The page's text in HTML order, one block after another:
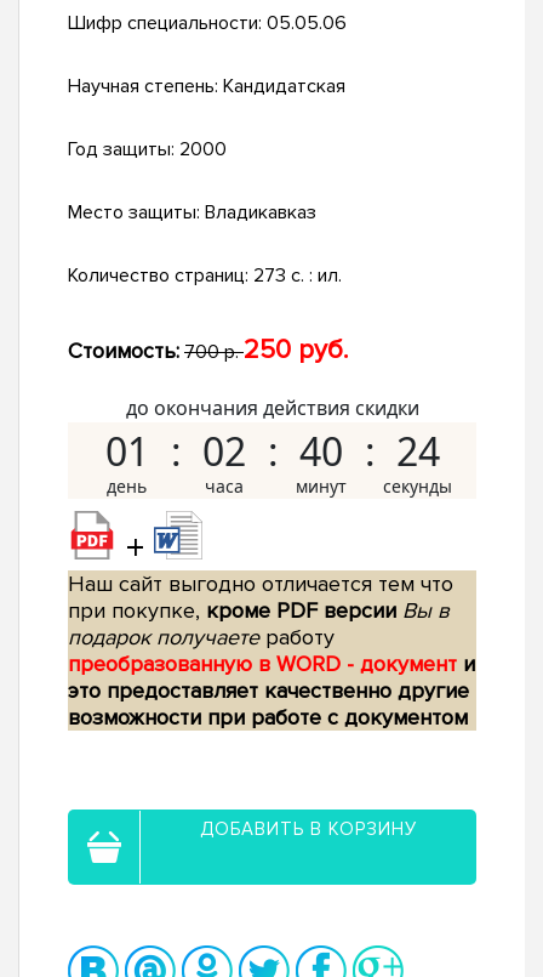
Шифр специальности: 05.05.06
Научная степень: Кандидатская
Год защиты: 2000
Место защиты: Владикавказ
Количество страниц: 273 с. : ил.
Стоимость: 700 р.250 руб.
до окончания действия скидки
01 02 40 23
+
Наш сайт выгодно отличается тем что
при покупке, кроме PDF версии Вы в
подарок получаетеработу
преобразованную в WORD - документ и
это предоставляет качественно другие
возможности при работе с документом
ДОБАВИТЬ В КОРЗИНУ